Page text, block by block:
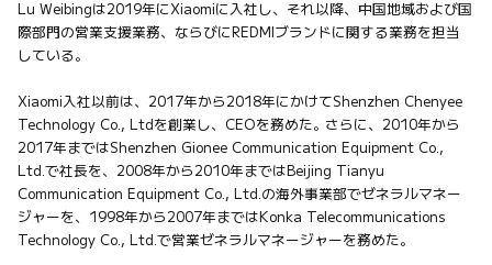
Lu Weibingは2019年にXiaomiに入社し、それ以降、中国地域および国
際部門の営業支援業務、ならびにREDMIブランドに関する業務を担当
している。
Xiaomi入社以前は、2017年から2018年にかけてShenzhen Chenyee
Technology Co., Ltdを創業し、CEOを務めた。さらに、2010年から
2017年まではShenzhen Gionee Communication Equipment Co.,
Ltd.で社長を、2008年から2010年まではBeijing Tianyu
Communication Equipment Co., Ltd.の海外事業部でゼネラルマネー
ジャーを、1998年から2007年まではKonka Telecommunications
Technology Co., Ltd.で営業ゼネラルマネージャーを務めた。